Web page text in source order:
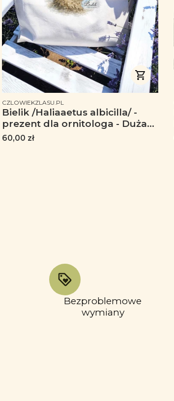
PRODUCENT
CZLOWIEKZLASU.PL
Bielik /Haliaaetus albicilla/ -
prezent dla ornitologa - Duża
torba premium
Cena
60,00 zł
Bezproblemowe
wymiany